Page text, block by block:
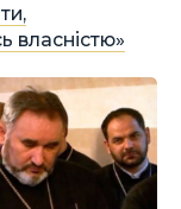
власністю»